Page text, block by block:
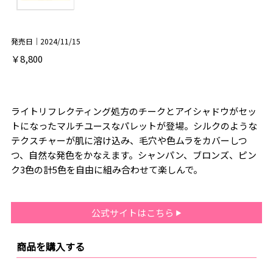
発売日｜2024/11/15
￥8,800
ライトリフレクティング処方のチークとアイシャドウがセッ
トになったマルチユースなパレットが登場。シルクのような
テクスチャーが肌に溶け込み、毛穴や色ムラをカバーしつ
つ、自然な発色をかなえます。シャンパン、ブロンズ、ピン
ク3色の計5色を自由に組み合わせて楽しんで。
公式サイトはこちら
商品を購入する